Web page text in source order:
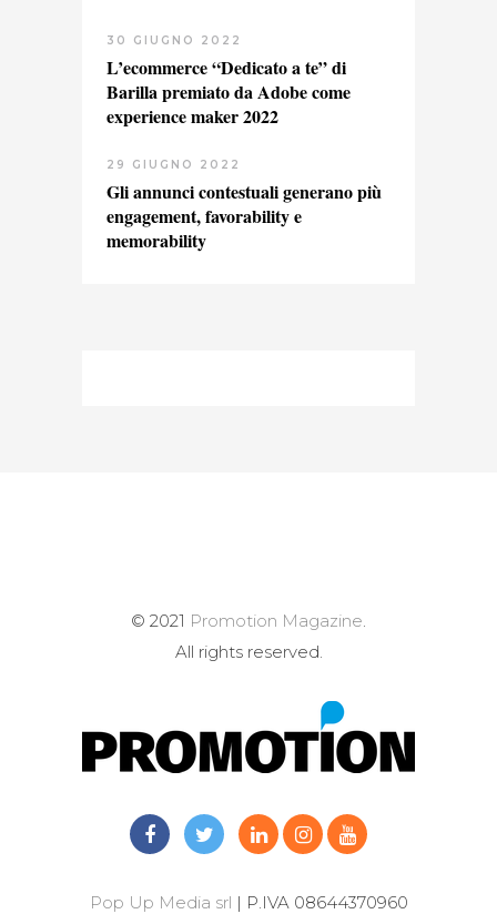
30 GIUGNO 2022
L’ecommerce “Dedicato a te” di
Barilla premiato da Adobe come
experience maker 2022
29 GIUGNO 2022
Gli annunci contestuali generano più
engagement, favorability e
memorability
© 2021 Promotion Magazine
All rights reserved.
Pop Up Media srl | P.IVA 08644370960